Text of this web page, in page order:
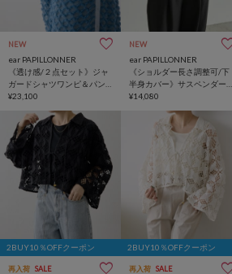
NEW
ear PAPILLONNER
《透け感/２点セット》ジャ
ガードシャツワンピ＆パン
ツセット【SUM1 STYLE(ス
¥23,100
NEW
ear PAPILLONNER
《ショルダー長さ調整可/下
半身カバー》サスペンダー
トラウザー/サロペット
¥14,080
2BUY10％OFFクーポン
再入荷 SALE
2BUY10％OFFクーポン
再入荷 SALE